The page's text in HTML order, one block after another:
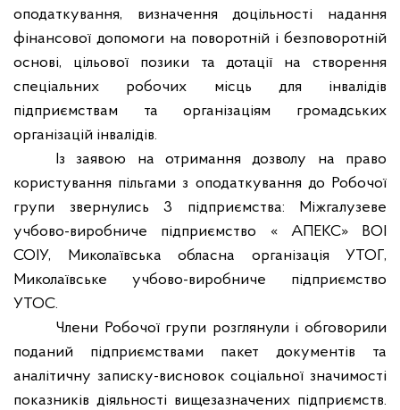
оподаткування, визначення доцільності надання
фінансової допомоги на поворотній і безповоротній
основі, цільової позики та дотації на створення
спеціальних робочих місць для інвалідів
підприємствам та організаціям громадських
організацій інвалідів.
Із заявою на отримання дозволу на право
користування пільгами з оподаткування до Робочої
групи звернулись 3 підприємства: Міжгалузеве
учбово-виробниче підприємство « АПЕКС» ВОІ
СОІУ, Миколаївська обласна організація УТОГ,
Миколаївське учбово-виробниче підприємство
УТОС.
Члени Робочої групи розглянули і обговорили
поданий підприємствами пакет документів та
аналітичну записку-висновок соціальної значимості
показників діяльності вищезазначених підприємств.